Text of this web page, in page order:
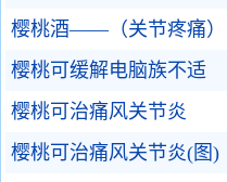
樱桃酒——（关节疼痛）
樱桃可缓解电脑族不适
樱桃可治痛风关节炎
樱桃可治痛风关节炎(图)